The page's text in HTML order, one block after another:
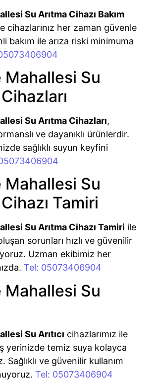
Su Arıtma Cihazı Bakım
cihazlarınız her zaman güvenle
bakım ile arıza riski minimuma
Mahallesi Su
Su Arıtma Cihazları,
ve dayanıklı ürünlerdir.
sağlıklı suyun keyfini
Mahallesi Su
Tamiri
Su Arıtma Cihazı Tamiri ile
sorunları hızlı ve güvenilir
Uzman ekibimiz her
Tel: 05073406904
Mahallesi Su
Su Arıtıcı cihazlarımız ile
yerinizde temiz suya kolayca
Sağlıklı ve güvenilir kullanım
Tel: 05073406904